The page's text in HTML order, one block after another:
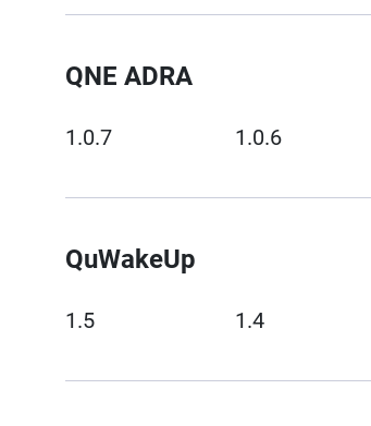
QNE ADRA
1.0.7 1.0.6
QuWakeUp
1.5 1.4